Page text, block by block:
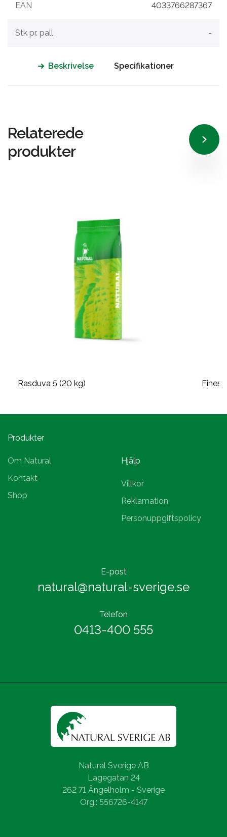
EAN 4033766287367
Stk pr. pall -
Beskrivelse Specifikationer
Relaterede
produkter
Rasduva 5 (20 kg)
Produkter
Om Natural
Kontakt
Shop
Hjälp
Villkor
Reklamation
Personuppgiftspolicy
E-post
natural@natural-sverige.se
Telefon
0413-400 555
Natural Sverige AB
Lagegatan 24
262 71 Ängelholm - Sverige
Org.: 556726-4147